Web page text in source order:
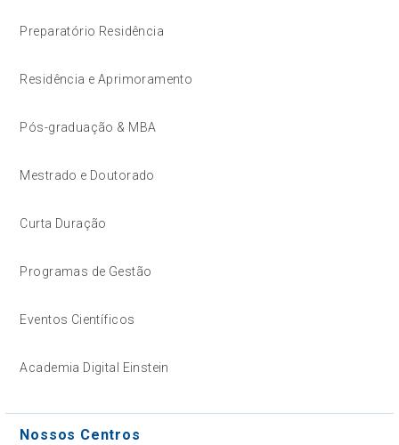
Preparatório Residência
Residência e Aprimoramento
Pós-graduação & MBA
Mestrado e Doutorado
Curta Duração
Programas de Gestão
Eventos Científicos
Academia Digital Einstein
Nossos Centros